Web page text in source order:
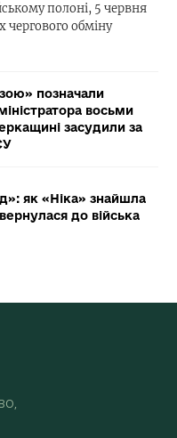
полоні, 5 червня
чергового обміну
позначали
восьми
засудили за
як «Ніка» знайшла
до війська